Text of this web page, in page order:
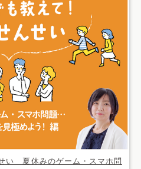
い 夏休みのゲーム・スマホ問